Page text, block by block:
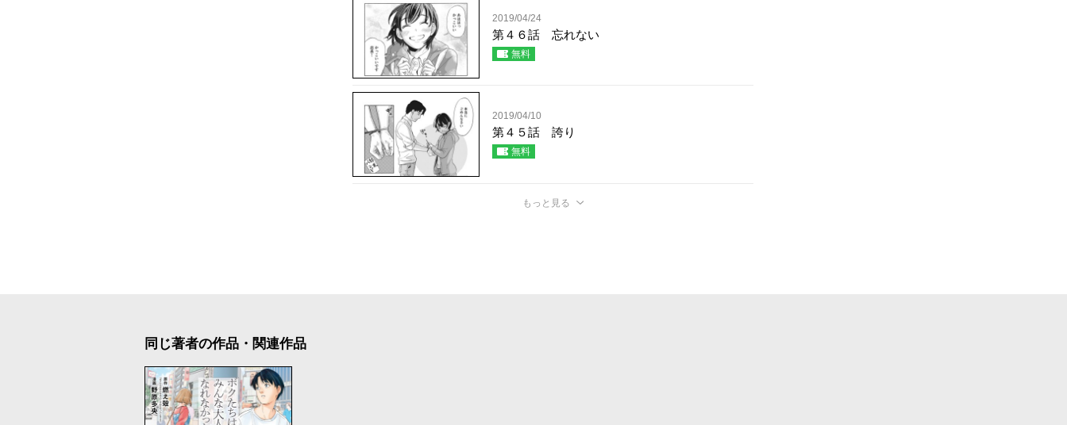
2019/04/24
第４６話 忘れない
無料
2019/04/10
第４５話 誇り
無料
もっと見る
同じ著者の作品・関連作品